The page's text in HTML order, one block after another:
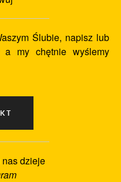
Ślubie, napisz lub
a my chętnie wyślemy
dzieje